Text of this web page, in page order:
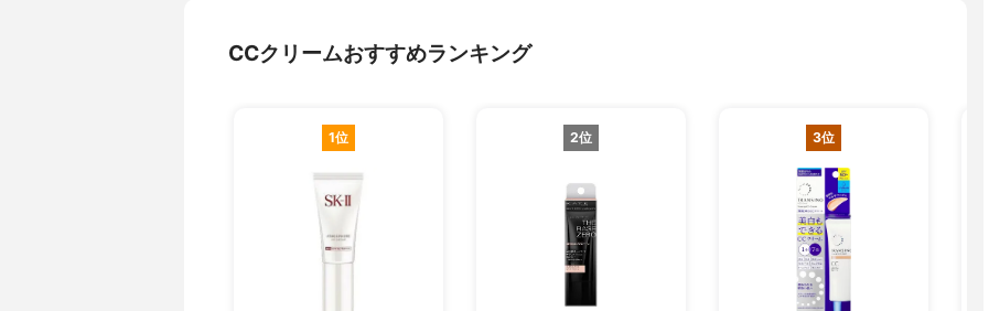
CCクリームおすすめランキング
1位 2位 3位